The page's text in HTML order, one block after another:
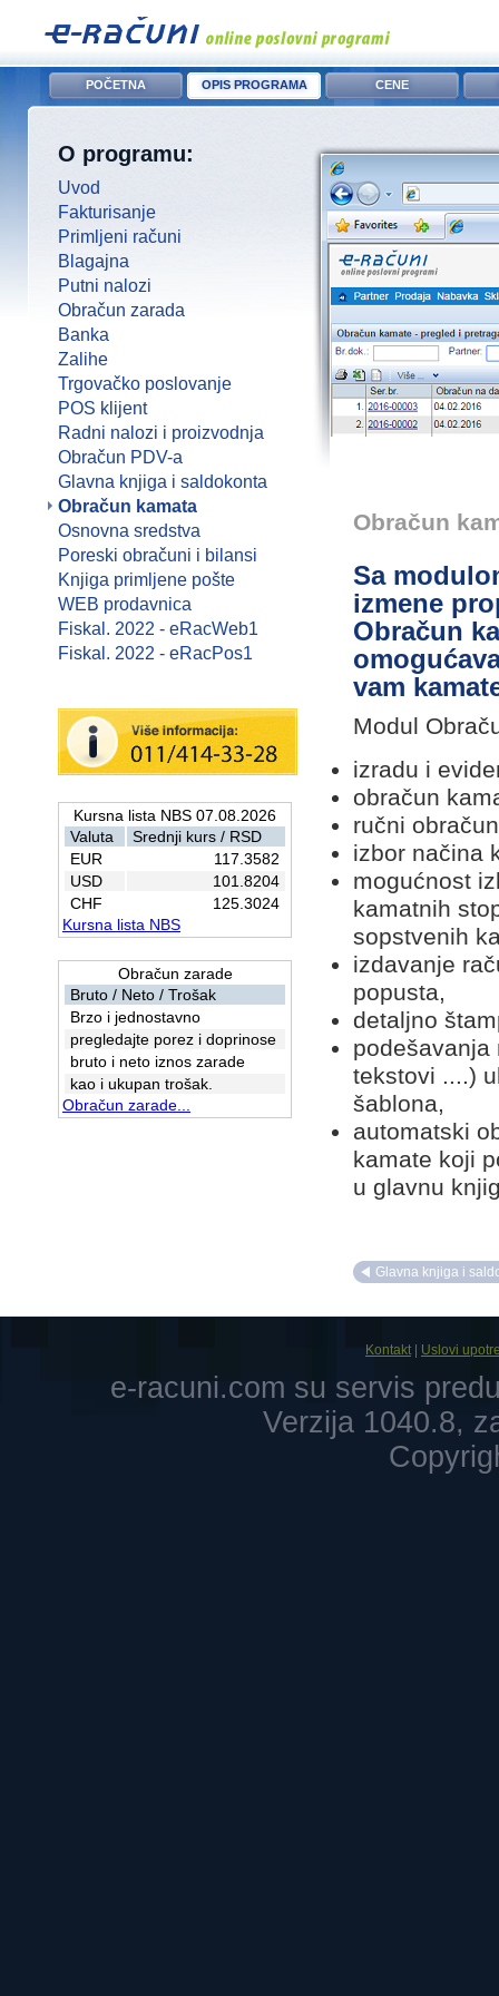
POČETNA OPIS PROGRAMA CENE
O programu:
Uvod
Fakturisanje
Primljeni računi
Blagajna
Putni nalozi
Obračun zarada
Banka
Zalihe
Trgovačko poslovanje
POS klijent
Radni nalozi i proizvodnja
Obračun PDV-a
Glavna knjiga i saldokonta
Obračun kamata
Osnovna sredstva
Poreski obračuni i bilansi
Knjiga primljene pošte
WEB prodavnica
Fiskal. 2022 - eRacWeb1
Fiskal. 2022 - eRacPos1
Kursna lista NBS 07.08.2026
Valuta
Srednji kurs / RSD
EUR
117.3582
USD
101.8204
CHF
125.3024
Kursna lista NBS
Obračun zarade
Bruto / Neto / Trošak
Brzo i jednostavno
pregledajte porez i doprinose
bruto i neto iznos zarade
kao i ukupan trošak.
Obračun zarade...
Obračun
Sa
izmene
Obračun
vam
Modul
izradu i
obračun
ručni
izbor načina
mogućnost
kamatnih
sopstvenih
izdavanje
popusta,
detaljno
podešavanja
tekstovi ....)
šablona,
automatski
kamate koji
u glavnu
Glavna knjiga i
Kontakt Uslovi
e-racuni.com su servis
Verzija 1040.8,